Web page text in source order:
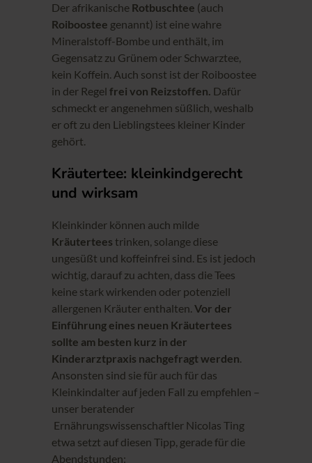
Der afrikanische Rotbuschtee (auch
Roiboostee genannt) ist eine wahre
Mineralstoff-Bombe und enthält, im
Gegensatz zu Grünem oder Schwarztee,
kein Koffein. Auch sonst ist der Roiboostee
in der Regel frei von Reizstoffen. Dafür
schmeckt er angenehmen süßlich, weshalb
er oft zu den Lieblingstees kleiner Kinder
gehört.
Kräutertee: kleinkindgerecht
und wirksam
Kleinkinder können auch milde
Kräutertees trinken, solange diese
ungesüßt und koffeinfrei sind. Es ist jedoch
wichtig, darauf zu achten, dass die Tees
keine stark wirkenden oder potenziell
allergenen Kräuter enthalten. Vor der
Einführung eines neuen Kräutertees
sollte am besten kurz in der
Kinderarztpraxis nachgefragt werden.
Ansonsten sind sie für auch für das
Kleinkindalter auf jeden Fall zu empfehlen –
unser beratender
Ernährungswissenschaftler Nicolas Ting
etwa setzt auf diesen Tipp, gerade für die
Abendstunden: